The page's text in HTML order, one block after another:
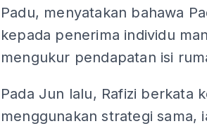
Padu, menyatakan bahawa
kepada penerima individu
mengukur pendapatan isi
Pada Jun lalu, Rafizi berkata
menggunakan strategi sama,